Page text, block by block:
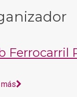
Ferrocarril